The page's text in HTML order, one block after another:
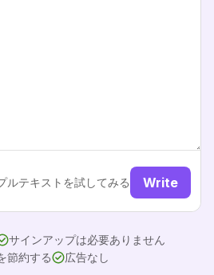
ルテキストを試してみる Write
サインアップは必要ありません
節約する
広告なし